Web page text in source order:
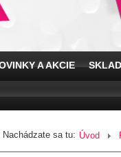
A AKCIE
Nachádzate sa tu: Úvod